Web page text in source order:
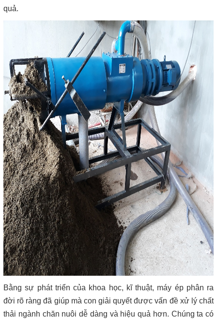
quả.
Bằng sự phát triển của khoa học, kĩ thuật, máy ép phân ra
đời rõ ràng đã giúp mà con giải quyết được vấn đề xử lý chất
thải ngành chăn nuôi dễ dàng và hiệu quả hơn. Chúng ta có